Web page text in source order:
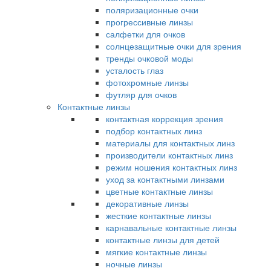
поляризационные очки
прогрессивные линзы
салфетки для очков
солнцезащитные очки для зрения
тренды очковой моды
усталость глаз
фотохромные линзы
футляр для очков
Контактные линзы
контактная коррекция зрения
подбор контактных линз
материалы для контактных линз
производители контактных линз
режим ношения контактных линз
уход за контактными линзами
цветные контактные линзы
декоративные линзы
жесткие контактные линзы
карнавальные контактные линзы
контактные линзы для детей
мягкие контактные линзы
ночные линзы